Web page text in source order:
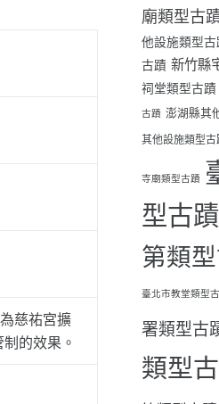
慈祐宮擴
的效果。
廟類型古
他設施類型古
古蹟 新竹縣
祠堂類型古蹟
古蹟 澎湖縣其
其他設施類型古
寺廟類型古蹟
型古蹟
第類
臺北市教堂類型
署類型古
類型